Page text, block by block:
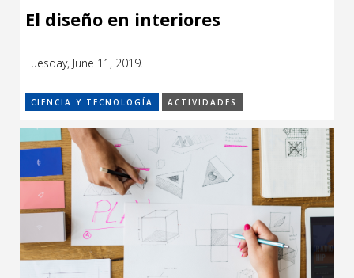
El diseño en interiores
Tuesday, June 11, 2019.
CIENCIA Y TECNOLOGÍA ACTIVIDADES